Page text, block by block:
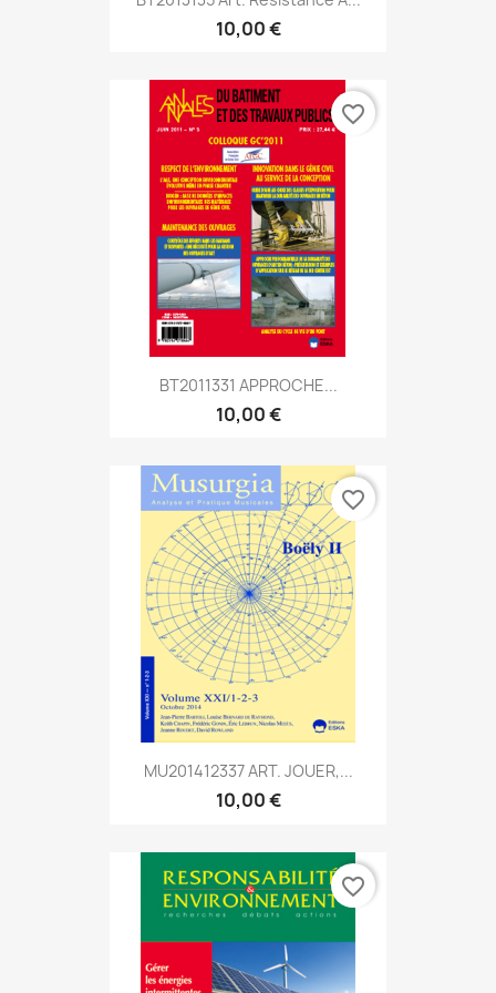
10,00 €
BT2011331 APPROCHE...
10,00 €
favorite_border
MU201412337 ART. JOUER,...
10,00 €
favorite_border
favorite_border